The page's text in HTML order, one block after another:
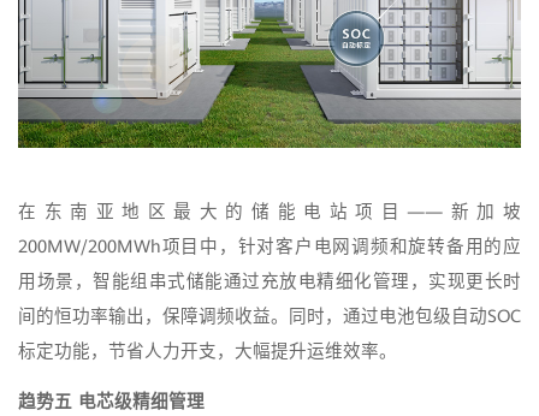
在东南亚地区最大的储能电站项目——新加坡
200MW/200MWh项目中，针对客户电网调频和旋转备用的应
用场景，智能组串式储能通过充放电精细化管理，实现更长时
间的恒功率输出，保障调频收益。同时，通过电池包级自动SOC
标定功能，节省人力开支，大幅提升运维效率。
趋势五 电芯级精细管理